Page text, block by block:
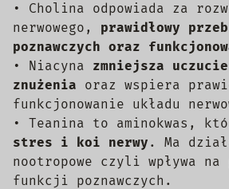
• Cholina odpowiada za
nerwowego, prawidłowy
poznawczych oraz
• Niacyna zmniejsza
znużenia oraz wspiera
funkcjonowanie układu
• Teanina to aminokwas,
stres i koi nerwy . Ma
nootropowe czyli wpływa na
funkcji poznawczych.